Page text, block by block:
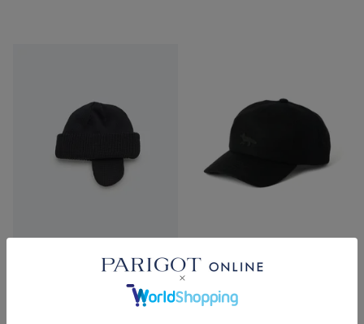
SOLD OUT
MERINO WOOL EAR WATCH
プロフィール フォックス ウール